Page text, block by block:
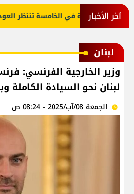
آخر الأخبار
"أمل"؟ طفلة في الخامسة تنتظر العودة
لبنان
وزير الخارجية الفرنسي:
لبنان نحو السيادة الكاملة
الجمعة 08/آب/2025 - 08:24 ص